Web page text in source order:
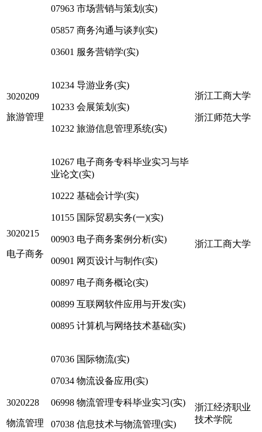
07963 市场营销与策划(实)
05857 商务沟通与谈判(实)
03601 服务营销学(实)
3020209
旅游管理
10234 导游业务(实)
10233 会展策划(实)
10232 旅游信息管理系统(实)
浙江工商大学
浙江师范大学
3020215
电子商务
10267 电子商务专科毕业实习与毕
业论文(实)
10222 基础会计学(实)
10155 国际贸易实务(一)(实)
00903 电子商务案例分析(实)
00901 网页设计与制作(实)
00897 电子商务概论(实)
00899 互联网软件应用与开发(实)
00895 计算机与网络技术基础(实)
浙江工商大学
3020228
物流管理
07036 国际物流(实)
07034 物流设备应用(实)
06998 物流管理专科毕业实习(实)
07038 信息技术与物流管理(实)
浙江经济职业
技术学院